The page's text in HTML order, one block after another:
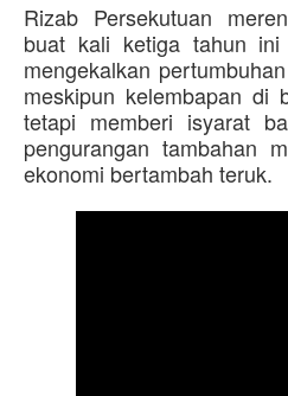
Rizab Persekutuan
buat kali ketiga tahun
mengekalkan
meskipun kelembapan di
tetapi memberi isyarat
pengurangan tambahan
ekonomi bertambah teruk.